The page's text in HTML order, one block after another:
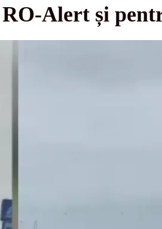
RO-Alert și